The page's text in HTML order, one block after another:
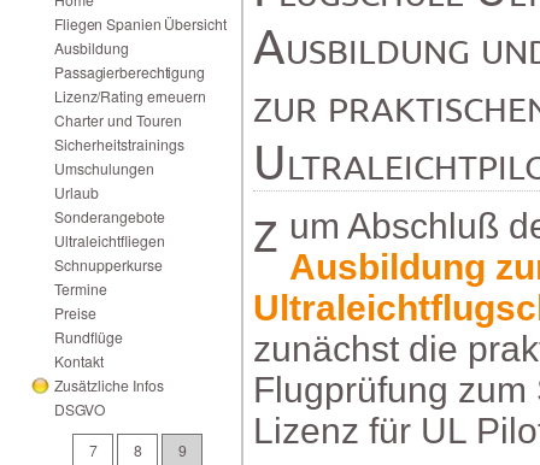
FliegenSpanienÜbersicht
Ausbildung
Passagierberechtigung
Lizenz/Ratingerneuern
CharterundTouren
Sicherheitstrainings
Umschulungen
Urlaub
Sonderangebote
Ultraleichtfliegen
Schnupperkurse
Termine
Preise
Rundflüge
Kontakt
ZusätzlicheInfos
DSGVO
7
8
9